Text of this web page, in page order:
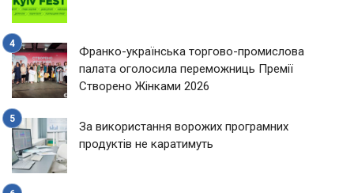
Франко-українська торгово-промислова
палата оголосила переможниць Премії
Створено Жінками 2026
За використання ворожих програмних
продуктів не каратимуть